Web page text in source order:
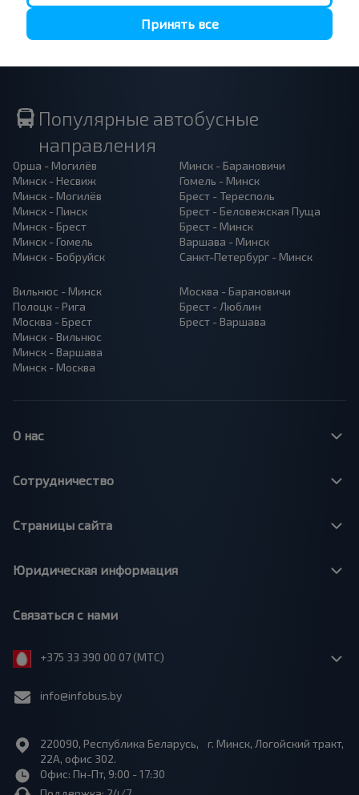
Популярные автобусные
направления
Орша - Могилёв
Минск - Несвиж
Минск - Могилёв
Минск - Пинск
Минск - Брест
Минск - Гомель
Минск - Бобруйск
Минск - Барановичи
Гомель - Минск
Брест - Тересполь
Брест - Беловежская Пуща
Брест - Минск
Варшава - Минск
Санкт-Петербург - Минск
Вильнюс - Минск
Полоцк - Рига
Москва - Брест
Минск - Вильнюс
Минск - Варшава
Минск - Москва
Москва - Барановичи
Брест - Люблин
Брест - Варшава
О нас
Сотрудничество
Страницы сайта
Юридическая информация
Связаться с нами
+375 33 390 00 07 (МТС)
info@infobus.by
220090, Республика Беларусь, г. Минск, Логойский тракт,
22А, офис 302.
Офис: Пн-Пт, 9:00 - 17:30
Принять все